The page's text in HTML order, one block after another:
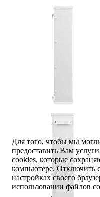
Для того, чтобы мы
предоставить Вам
cookies, которые
компьютере. Отключить
настройках своего
использовании файлов